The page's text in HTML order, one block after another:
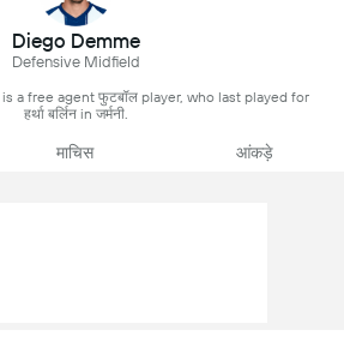
Diego Demme
Defensive Midfield
is a free agent फुटबॉल player, who last played for
हर्था बर्लिन in जर्मनी.
माचिस आंकड़े